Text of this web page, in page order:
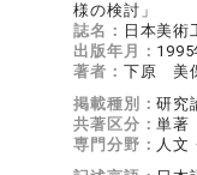
様の検討」
誌名： 日本美術
出版年月： 1995
著者： 下原 美
掲載種別：研究
共著区分：単著
専門分野： 人文